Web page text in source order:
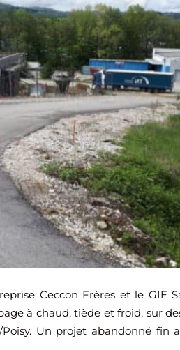
Ceccon Frères et le GIE
à chaud, tiède et froid, sur
Poisy. Un projet abandonné fin